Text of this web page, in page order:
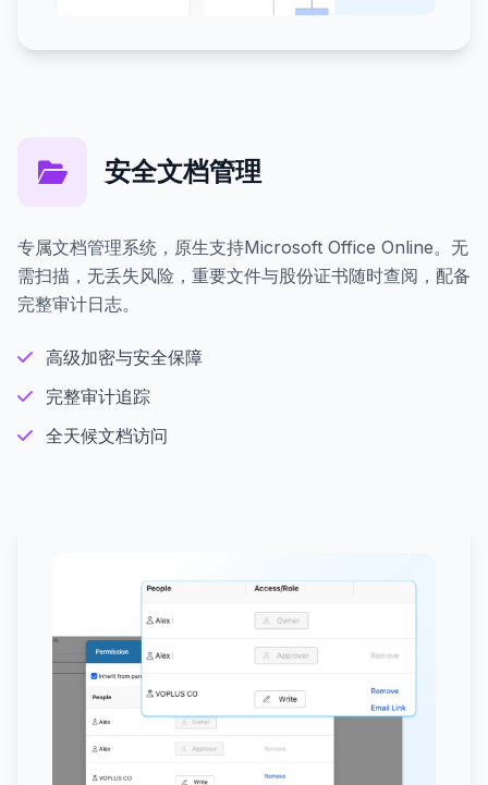
安全文档管理
专属文档管理系统，原生支持Microsoft Office Online。无
需扫描，无丢失风险，重要文件与股份证书随时查阅，配备
完整审计日志。
高级加密与安全保障
完整审计追踪
全天候文档访问